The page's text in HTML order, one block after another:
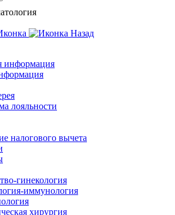
Назад
информация
лояльности
налогового вычета
гинекология
иммунология
хирургия